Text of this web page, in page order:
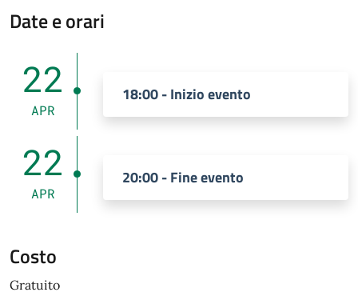
Date e orari
22
APR
18:00 - Inizio evento
22
APR
20:00 - Fine evento
Costo
Gratuito